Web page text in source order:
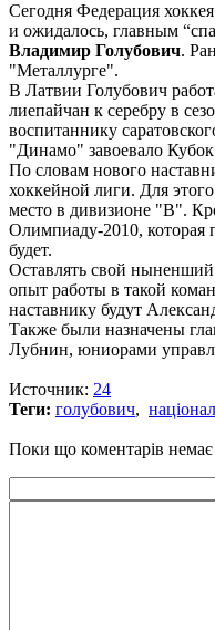
Сегодня Федерация
и ожидалось, главным
Владимир Голубович.
"Металлурге".
В Латвии Голубович
лиепайчан к серебру в
воспитаннику
"Динамо" завоевало
По словам нового
хоккейной лиги. Для
место в дивизионе "В".
Олимпиаду-2010, которая
будет.
Оставлять свой ныненший
опыт работы в такой
наставнику будут
Также были назначены
Лубнин, юниорами
Источник: 24
Теги: голубович,
Поки що коментарів немає